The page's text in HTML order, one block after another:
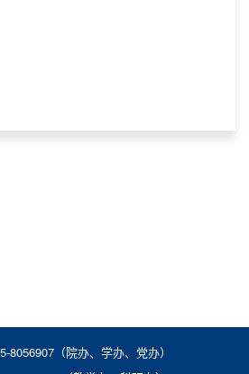
8056907（院办、学办、党办）